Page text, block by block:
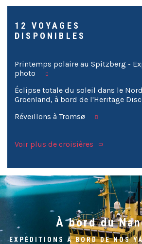
12 VOYAGES
DISPONIBLES
Printemps polaire au Spitzberg -
photo
Éclipse totale du soleil dans le
Groenland, à bord de l'Heritage
Réveillons à Tromsø
Voir plus de croisières
À bord du
EXPÉDITIONS À BORD DE NOS